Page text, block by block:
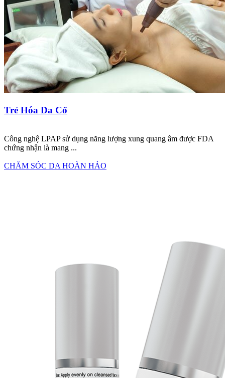
Trẻ Hóa Da Cổ
Công nghệ LPAP sử dụng năng lượng xung quang âm được FDA
chứng nhận là mang ...
CHĂM SÓC DA HOÀN HẢO